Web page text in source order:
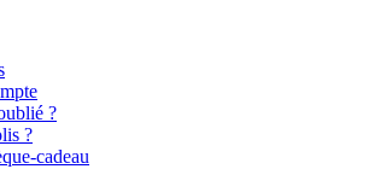
?
?
cadeau